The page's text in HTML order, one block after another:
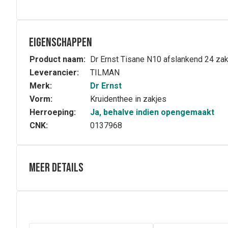
Eigenschappen
Product naam: Dr Ernst Tisane N10 afslankend 24
Leverancier:
TILMAN
Merk:
Dr Ernst
Vorm:
Kruidenthee in zakjes
Herroeping:
Ja, behalve indien opengemaakt
CNK:
0137968
Meer details
Samenstelling: Sennablad 35% –berkblad2% –